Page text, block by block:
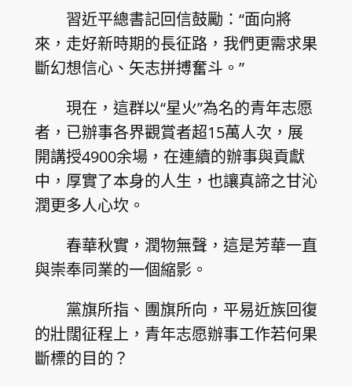
習近平總書記回信鼓勵：“面向將
來，走好新時期的長征路，我們更需求果
斷幻想信心、矢志拼搏奮斗。”
現在，這群以“星火”為名的青年志愿
者，已辦事各界觀賞者超15萬人次，展
開講授4900余場，在連續的辦事與貢獻
中，厚實了本身的人生，也讓真諦之甘沁
潤更多人心坎。
春華秋實，潤物無聲，這是芳華一直
與崇奉同業的一個縮影。
黨旗所指、團旗所向，平易近族回復
的壯闊征程上，青年志愿辦事工作若何果
斷標的目的？